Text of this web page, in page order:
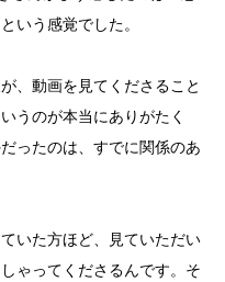
いう感覚でした。
、動画を見てくださること
うのが本当にありがたく
ったのは、すでに関係のあ
いた方ほど、見ていただい
ゃってくださるんです。そ